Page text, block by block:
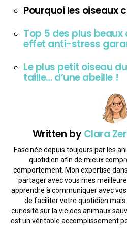
Pourquoi les oiseaux
Top 5 des plus beaux
effet anti-stress
Le plus petit oiseau
taille… d’une abeille !
Written byClara
Fascinée depuis toujours par les
quotidien afin de mieux
comportement. Mon expertise
partager avec vous mes
apprendre à communiquer avec
de faciliter votre quotidien
curiosité sur la vie des animaux
est un véritable accomplissement